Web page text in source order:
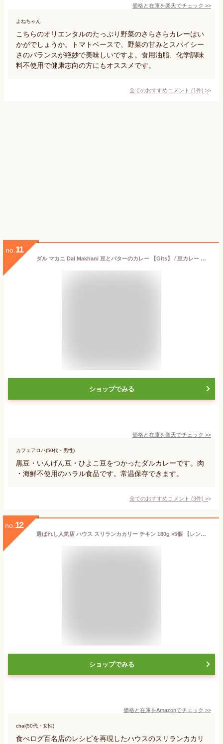
価格と在庫を楽天でチェック >>
よねちゃん
こちらのオリエンタルのたっぷり野菜のさらさらカレーはい
かがでしょうか。トマトベースで、野菜の甘みとスパイシー
さのバランスが絶妙で美味しいですよ。食用油脂、化学調味
料不使用で健康志向の方にもオススメです。
全てのおすすめコメント (1件) >
no. 11
ダル マカニ Dal Makhani 豆とバターのカレー 【Gits】 / 豆カレー インドカレー インド料理 レトルト Gits（ギッツ） レトルトカレー/時短調味料 タイ アジアン食品 エスニック食材
ショップでみる
価格と在庫を楽天でチェック >>
カフェアロハ(50代・男性)
黒豆・いんげん豆・ひよこ豆をつかったダルカレーです。肉
・海鮮不使用のハラル食品です。常温保存できます。
全てのおすすめコメント (3件) >
no. 12
選ばれし人気店 ハウス スリランカカリー チキン 180g ×5個 【レンジ調理対応】【レトルト食品】【非常食】
ショップでみる
価格と在庫をAmazonでチェック >>
chai(50代・女性)
食べログ百名店のレシピを再現したハウスのスリランカカリ